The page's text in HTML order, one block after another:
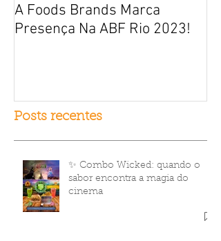
A Foods Brands Marca
Presença Na ABF Rio 2023!
Posts recentes
✨ Combo Wicked: quando o
sabor encontra a magia do
cinema